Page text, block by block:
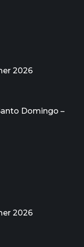
2026
Domingo –
2026